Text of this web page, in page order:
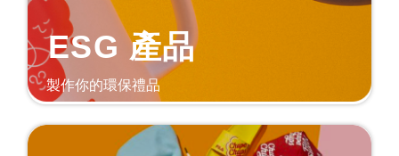
ESG 產品
製作你的環保禮品